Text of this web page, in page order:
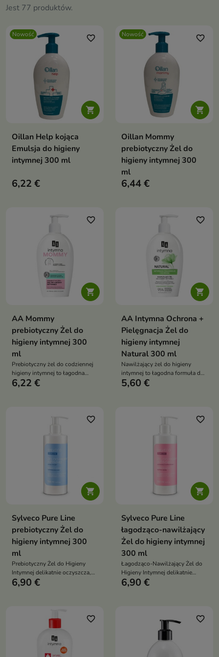
Jest 77 produktów.
Nowość

favorite_border
Oillan Help kojąca
Emulsja do higieny
intymnej 300 ml
6,22 €
Nowość

favorite_border
Oillan Mommy
prebiotyczny Żel do
higieny intymnej 300
ml
6,44 €

favorite_border
AA Mommy
prebiotyczny Żel do
higieny intymnej 300
ml
Prebiotyczny żel do codziennej
higieny intymnej to łagodna
formuła dedykowana kobietom
6,22 €

favorite_border
AA Intymna Ochrona +
Pielęgnacja Żel do
higieny intymnej
Natural 300 ml
Nawilżający żel do higieny
intymnej to łagodna formuła do
codziennego mycia
5,60 €

favorite_border
Sylveco Pure Line
prebiotyczny Żel do
higieny intymnej 300
ml
Prebiotyczny Żel do Higieny
Intymnej delikatnie oczyszcza,
wspiera utrzymanie
dzięki składnikom
6,90 €

favorite_border
Sylveco Pure Line
łagodząco-nawilżający
Żel do higieny intymnej
300 ml
Łagodząco-Nawilżający Żel do
Higieny Intymnej delikatnie
oczyszcza, wspiera utrzymanie
6,90 €
favorite_border favorite_border